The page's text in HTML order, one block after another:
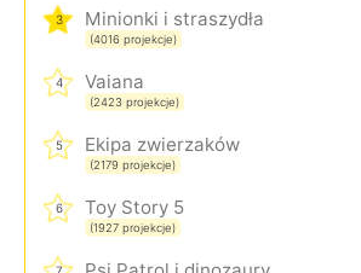
3 Minionki i straszydła
(4016 projekcje)
4 Vaiana
(2423 projekcje)
5 Ekipa zwierzaków
(2179 projekcje)
6 Toy Story 5
(1927 projekcje)